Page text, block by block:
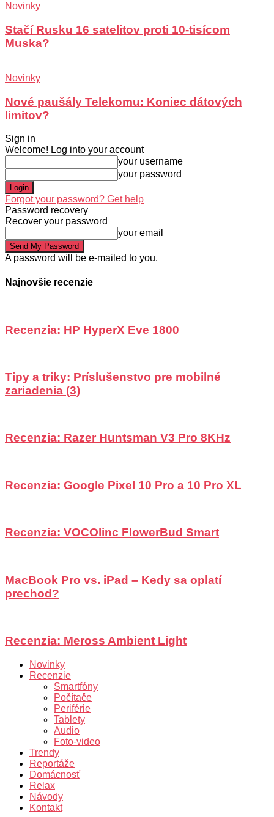
Novinky
Stačí Rusku 16 satelitov proti 10-tisícom
Muska?
Novinky
Nové paušály Telekomu: Koniec dátových
limitov?
Sign in
Welcome! Log into your account
your username
your password
Forgot your password? Get help
Password recovery
Recover your password
your email
A password will be e-mailed to you.
Najnovšie recenzie
Recenzia: HP HyperX Eve 1800
Tipy a triky: Príslušenstvo pre mobilné
zariadenia (3)
Recenzia: Razer Huntsman V3 Pro 8KHz
Recenzia: Google Pixel 10 Pro a 10 Pro XL
Recenzia: VOCOlinc FlowerBud Smart
MacBook Pro vs. iPad – Kedy sa oplatí
prechod?
Recenzia: Meross Ambient Light
Novinky
Recenzie
Smartfóny
Počítače
Periférie
Tablety
Audio
Foto-video
Trendy
Reportáže
Domácnosť
Relax
Návody
Kontakt